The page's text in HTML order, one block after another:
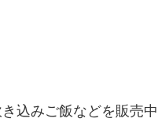
込みご飯などを販売中